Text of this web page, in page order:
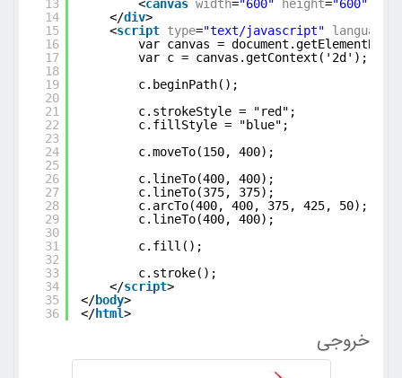
13
14
15
16
17
18
19
20
21
22
23
24
25
26
27
28
29
30
31
32
33
34
35
36
<canvas width="600" height="600"
</div>
<script type="text/javascript" language
var canvas =
var c = canvas.getContext('2d');
c.beginPath();
c.strokeStyle = "red";
c.fillStyle = "blue";
c.moveTo(150, 400);
c.lineTo(400, 400);
c.lineTo(375, 375);
c.arcTo(400, 400, 375, 425, 50);
c.lineTo(400, 400);
c.fill();
c.stroke();
</script>
</body>
</html>
خروجی